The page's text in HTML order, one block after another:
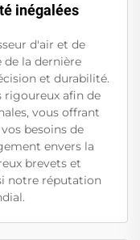
inégalées
d'air et de
de la dernière
et durabilité.
rigoureux afin de
vous offrant
besoins de
envers la
brevets et
notre réputation